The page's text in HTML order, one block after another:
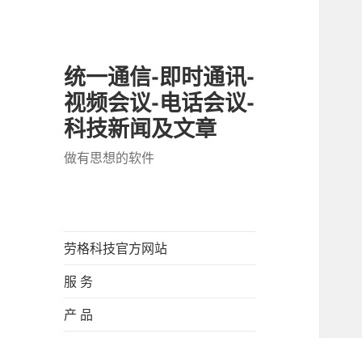
统一通信-即时通讯-
视频会议-电话会议-
科技新闻及文章
做有思想的软件
劳格科技官方网站
服 务
产 品